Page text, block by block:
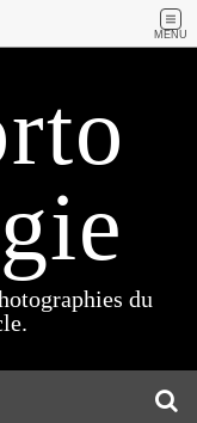
MENU
du